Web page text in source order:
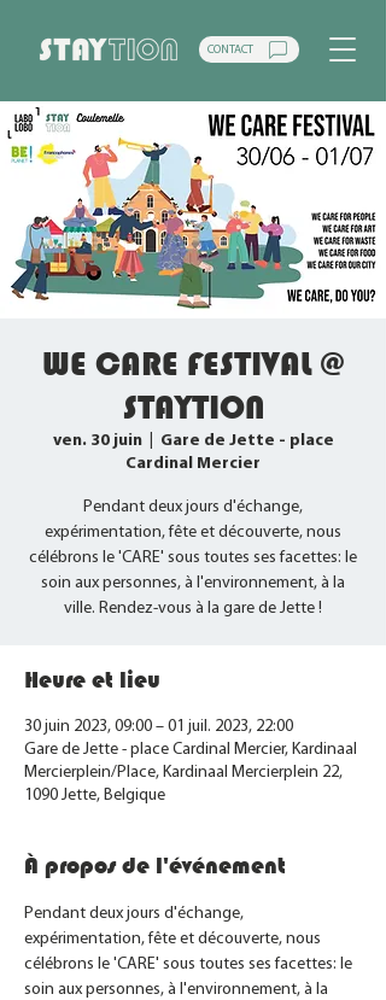
CONTACT
WE CARE FESTIVAL @
STAYTION
ven. 30 juin
  |
Gare de Jette - place
Cardinal Mercier
Pendant deux jours d'échange,
expérimentation, fête et découverte, nous
célébrons le 'CARE' sous toutes ses facettes: le
soin aux personnes, à l'environnement, à la
ville. Rendez-vous à la gare de Jette !
Heure et lieu
30 juin 2023, 09:00 – 01 juil. 2023, 22:00
Gare de Jette - place Cardinal Mercier, Kardinaal
Mercierplein/Place, Kardinaal Mercierplein 22,
1090 Jette, Belgique
À propos de l'événement
Pendant deux jours d'échange,
expérimentation, fête et découverte, nous
célébrons le 'CARE' sous toutes ses facettes: le
soin aux personnes, à l'environnement, à la